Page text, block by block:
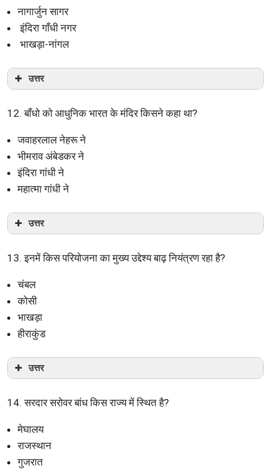
नागार्जुन सागर
इंदिरा गाँधी नगर
भाखड़ा-नांगल
उत्तर
12. बाँधो को आधुनिक भारत के मंदिर किसने कहा था?
जवाहरलाल नेहरू ने
भीमराव अंबेडकर ने
इंदिरा गांधी ने
महात्मा गांधी ने
उत्तर
13. इनमें किस परियोजना का मुख्य उद्देश्य बाढ़ नियंत्रण रहा है?
चंबल
कोसी
भाखड़ा
हीराकुंड
उत्तर
14. सरदार सरोवर बांध किस राज्य में स्थित है?
मेघालय
राजस्थान
गुजरात